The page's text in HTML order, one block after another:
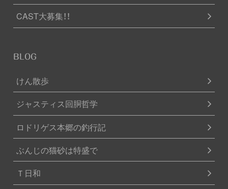
CAST大募集！！
BLOG
けん散歩
ジャスティス回胴哲学
ロドリゲス本郷の釣行記
ぶんじの猫砂は特盛で
Ｔ日和